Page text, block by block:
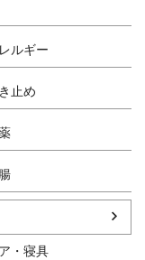
ルギー
止め
・寝具